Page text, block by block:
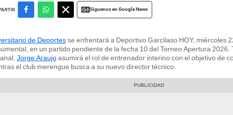
Siguenos en Google News
de Deportesse enfrentará a Deportivo Garcilaso HOY, miércoles
en un partido pendiente de la fecha 10 del Torneo Apertura 2026.
Jorge Araujoasumirá el rol de entrenador interino con el objetivo de
el club merengue busca a su nuevo director técnico.